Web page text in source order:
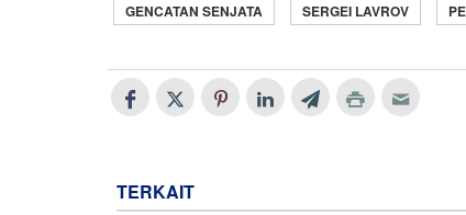
GENCATAN SENJATA
SERGEI LAVROV
TERKAIT